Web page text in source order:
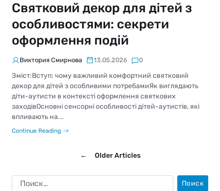
Святковий декор для дітей з
особливостями: секрети
оформлення подій
Виктория Смирнова 13.05.2026 0
Зміст:Вступ: чому важливий комфортний святковий
декор для дітей з особливими потребамиЯк виглядають
діти-аутисти в контексті оформлення святкових
заходівОсновні сенсорні особливості дітей-аутистів, які
впливають на...
Continue Reading
← Older Articles